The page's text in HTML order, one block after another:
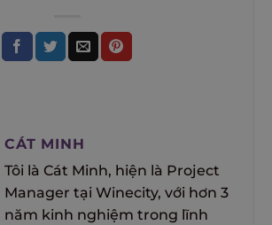
CÁT MINH
Tôi là Cát Minh, hiện là Project
Manager tại Winecity, với hơn 3
năm kinh nghiệm trong lĩnh